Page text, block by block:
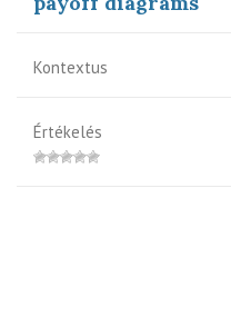
Kontextus
Értékelés